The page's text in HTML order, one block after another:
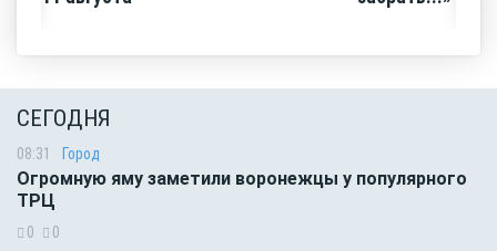
СЕГОДНЯ
08:31 Город
Огромную яму заметили воронежцы у популярного
ТРЦ
0 0